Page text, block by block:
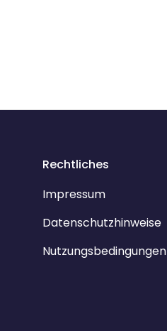
Rechtliches
Impressum
Datenschutzhinweise
Nutzungsbedingungen